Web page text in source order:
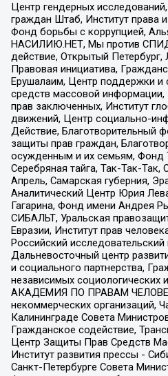
Центр гендерных
граждан Штаб, Институт права
Фонд борьбы с коррупцией,
НАСИЛИЮ.НЕТ, Мы против
действие, Открытый Петербург,
Правовая инициатива,
Ерушалаим, Центр поддержки и
средств массовой информации,
прав заключенных, Институт
движений, Центр социально-
Действие, Благотворительный
защиты прав граждан,
осужденным и их семьям, Фонд
Серебряная тайга, Так-Так-Так,
Апрель, Самарская губерния,
Аналитический Центр Юрия
Гагарина, Фонд имени Андрея
СИБАЛЬТ, Уральская
Евразии, Институт прав
Российский
Дальневосточный центр
и социального партнерства,
независимых социологических
АКАДЕМИЯ ПО ПРАВАМ
некоммерческих организаций,
Калининграде Совета
Гражданское содействие,
Центр Защиты Прав Средств
Институт развития прессы -
Санкт-Петербурге Совета